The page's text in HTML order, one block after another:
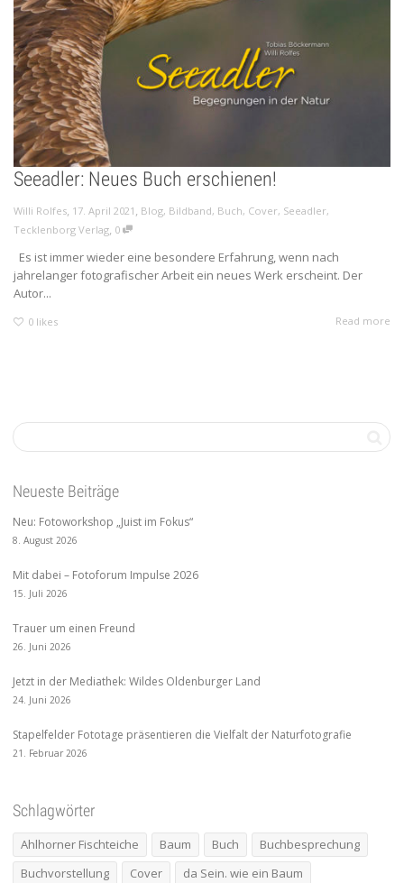
Seeadler: Neues Buch erschienen!
Willi Rolfes, 17. April 2021 , Blog, Bildband, Buch, Cover, Seeadler,
Tecklenborg Verlag, 0
Es ist immer wieder eine besondere Erfahrung, wenn nach
jahrelanger fotografischer Arbeit ein neues Werk erscheint. Der
Autor...
0 likes Read more
Neueste Beiträge
Neu: Fotoworkshop „Juist im Fokus“
8. August 2026
Mit dabei – Fotoforum Impulse 2026
15. Juli 2026
Trauer um einen Freund
26. Juni 2026
Jetzt in der Mediathek: Wildes Oldenburger Land
24. Juni 2026
Stapelfelder Fototage präsentieren die Vielfalt der Naturfotografie
21. Februar 2026
Schlagwörter
Ahlhorner Fischteiche Baum Buch
Buchbesprechung
Buchvorstellung
Cover
da Sein. wie ein Baum